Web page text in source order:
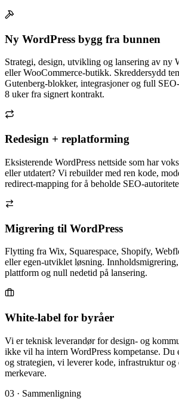
Ny WordPress bygg fra bunnen
Strategi, design, utvikling og lansering av ny
eller WooCommerce-butikk. Skreddersydd
Gutenberg-blokker, integrasjoner og full
8 uker fra signert kontrakt.
Redesign + replatforming
Eksisterende WordPress nettside som har
eller utdatert? Vi rebuilder med ren kode,
redirect-mapping for å beholde SEO-
Migrering til WordPress
Flytting fra Wix, Squarespace, Shopify,
eller egen-utviklet løsning.
plattform og null nedetid på lansering.
White-label for byråer
Vi er teknisk leverandør for design- og
ikke vil ha intern WordPress kompetanse. Du
og strategien, vi leverer kode, infrastruktur
merkevare.
03 · Sammenligning